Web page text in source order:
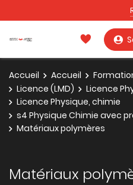
Accueil Accueil
Licence (LMD)
Licence
Licence Physique, chimie
s4 Physique Chimie avec
Matériaux polymères
Matériaux